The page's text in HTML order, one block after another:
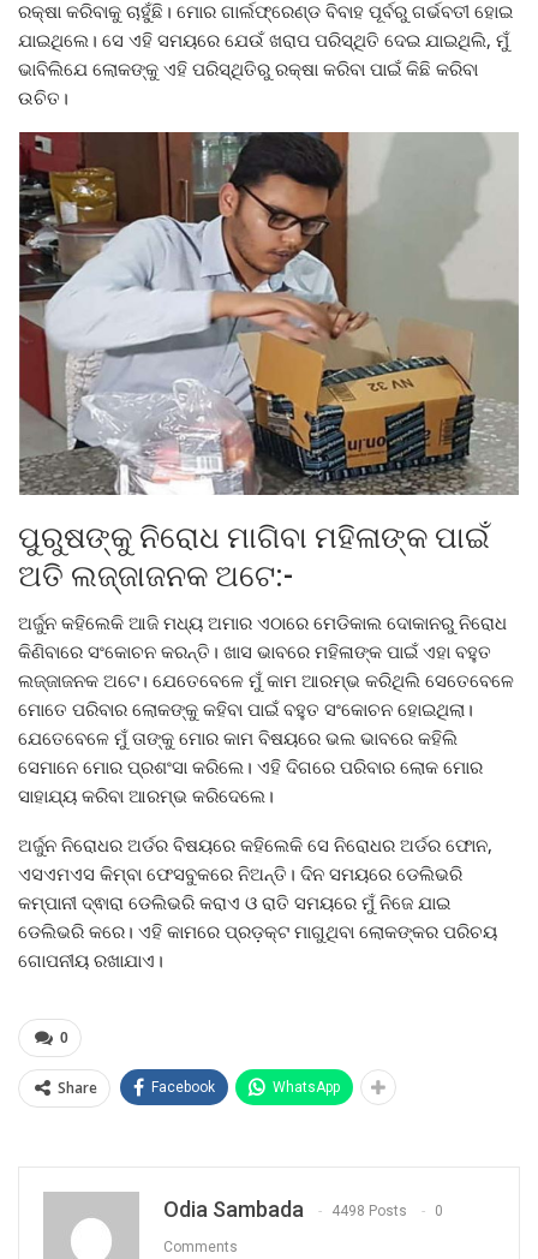
ରକ୍ଷା କରିବାକୁ ଚାହୁଁଛି। ମୋର ଗାର୍ଲଫ୍ରେଣ୍ଡ ବିବାହ ପୂର୍ବରୁ ଗର୍ଭବତୀ ହୋଇ
ଯାଇଥିଲେ। ସେ ଏହି ସମୟରେ ଯେଉଁ ଖରାପ ପରିସ୍ଥିତି ଦେଇ ଯାଇଥିଲି, ମୁଁ
ଭାବିଲିଯେ ଲୋକଙ୍କୁ ଏହି ପରିସ୍ଥିତିରୁ ରକ୍ଷା କରିବା ପାଇଁ କିଛି କରିବା
ଉଚିତ।
ପୁରୁଷଙ୍କୁ ନିରୋଧ ମାଗିବା ମହିଳାଙ୍କ ପାଇଁ
ଅତି ଲଜ୍ଜାଜନକ ଅଟେ:-
ଅର୍ଜୁନ କହିଲେକି ଆଜି ମଧ୍ୟ ଅମାର ଏଠାରେ ମେଡିକାଲ ଦୋକାନରୁ ନିରୋଧ
କିଣିବାରେ ସଂକୋଚନ କରନ୍ତି। ଖାସ ଭାବରେ ମହିଳାଙ୍କ ପାଇଁ ଏହା ବହୁତ
ଲଜ୍ଜାଜନକ ଅଟେ। ଯେତେବେଳେ ମୁଁ କାମ ଆରମ୍ଭ କରିଥିଲି ସେତେବେଳେ
ମୋତେ ପରିବାର ଲୋକଙ୍କୁ କହିବା ପାଇଁ ବହୁତ ସଂକୋଚନ ହୋଇଥିଲା।
ଯେତେବେଳେ ମୁଁ ତାଙ୍କୁ ମୋର କାମ ବିଷୟରେ ଭଲ ଭାବରେ କହିଲି
ସେମାନେ ମୋର ପ୍ରଶଂସା କରିଲେ। ଏହି ଦିଗରେ ପରିବାର ଲୋକ ମୋର
ସାହାଯ୍ୟ କରିବା ଆରମ୍ଭ କରିଦେଲେ।
ଅର୍ଜୁନ ନିରୋଧର ଅର୍ଡର ବିଷୟରେ କହିଲେକି ସେ ନିରୋଧର ଅର୍ଡର ଫୋନ,
ଏସଏମଏସ କିମ୍ବା ଫେସବୁକରେ ନିଅନ୍ତି। ଦିନ ସମୟରେ ଡେଲିଭରି
କମ୍ପାନୀ ଦ୍ଵାରା ଡେଲିଭରି କରାଏ ଓ ରାତି ସମୟରେ ମୁଁ ନିଜେ ଯାଇ
ଡେଲିଭରି କରେ। ଏହି କାମରେ ପ୍ରଡ଼କ୍ଟ ମାଗୁଥିବା ଲୋକଙ୍କର ପରିଚୟ
ଗୋପନୀୟ ରଖାଯାଏ।
0
Share Facebook WhatsApp
Odia Sambada 4498 Posts 0
Comments